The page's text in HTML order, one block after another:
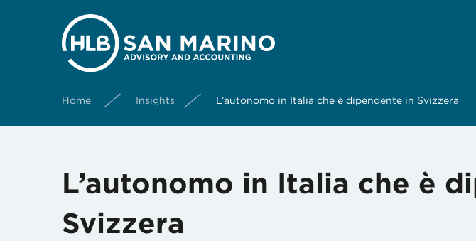
Home Insights L’autonomo in Italia che è dipendente in Svizzera
L’autonomo in Italia che è
Svizzera